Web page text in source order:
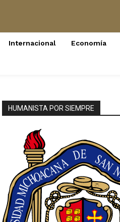
Internacional Economía
HUMANISTA POR SIEMPRE